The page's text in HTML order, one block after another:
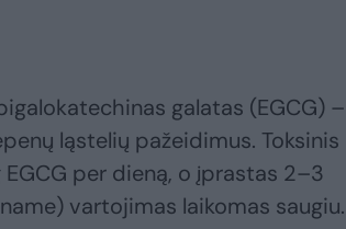
galatas (EGCG) –
ląstelių pažeidimus. Toksinis
per dieną, o įprastas 2–3
vartojimas laikomas saugiu.